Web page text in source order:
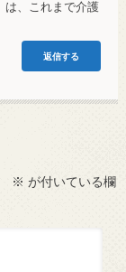
は、これまで介護
返信する
※ が付いている欄